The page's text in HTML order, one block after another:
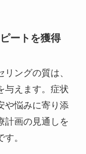
ートを獲得
ングの質は、
与えます。症状
や悩みに寄り添
計画の見通しを
。